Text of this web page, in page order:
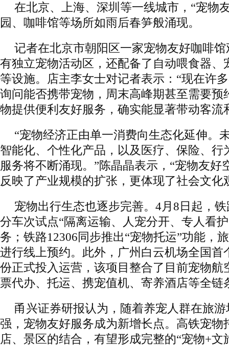
在北京、上海、深圳等一线城市，“宠物
园、咖啡馆等场所如雨后春笋般涌现。
记者在北京市朝阳区一家宠物友好咖啡
有独立宠物活动区，还配备了自动喂食器、
等设施。店主李女士对记者表示：“现在许
询问能否携带宠物，周末高峰期甚至需要预
物提供便利友好服务，确实能显著带动客流
“宠物经济正由单一消费向生态化延伸。
智能化、个性化产品，以及医疗、保险、行
服务将不断涌现。”陈晶晶表示，“宠物友好
反映了产业规模的扩张，更体现了社会文化
宠物出行生态也逐步完善。4月8日起，
分车次试点“隔离运输、人宠分开、专人看
务；铁路12306同步推出“宠物托运”功能，
进行线上预约。此外，广州白云机场全国首
份正式投入运营，该项目整合了目前宠物航
票代办、托运、携宠值机、寄养酒店等全链
甬兴证券研报认为，随着养宠人群在旅
强，宠物友好服务成为新增长点。高铁宠物
店、景区的结合，有望形成完整的“宠物+文